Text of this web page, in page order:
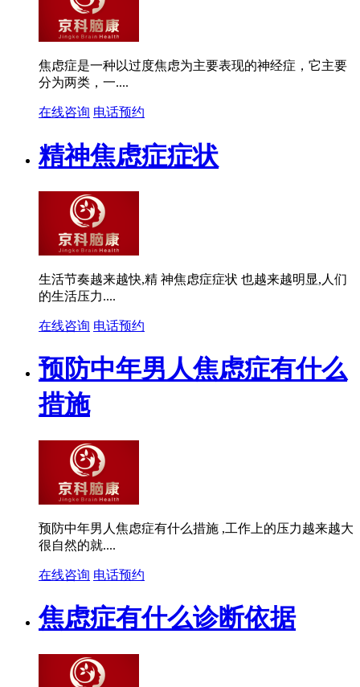
焦虑症是一种以过度焦虑为主要表现的神经症，它主要
分为两类，一....
在线咨询 电话预约
精神焦虑症症状
生活节奏越来越快,精 神焦虑症症状 也越来越明显,人们
的生活压力....
在线咨询 电话预约
预防中年男人焦虑症有什么
措施
预防中年男人焦虑症有什么措施 ,工作上的压力越来越大
很自然的就....
在线咨询 电话预约
焦虑症有什么诊断依据